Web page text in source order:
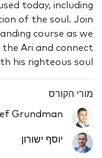
today, including
of the soul. Join
course as we
Ari and connect
his righteous soul.
מורי הקורס
Grundman
יוסף ישורון